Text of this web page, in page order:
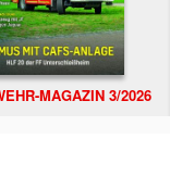
MAGAZIN 3/2026